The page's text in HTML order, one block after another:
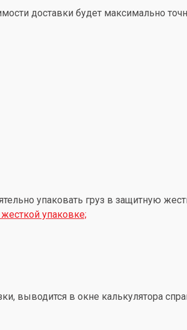
доставки будет максимально
упаковать груз в защитную
упаковке;
выводится в окне калькулятора